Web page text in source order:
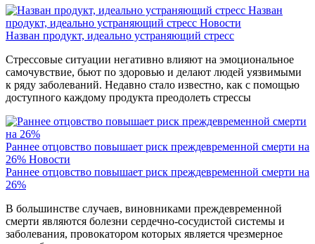
Назван
продукт, идеально устраняющий стресс Новости
Назван продукт, идеально устраняющий стресс
Стрессовые ситуации негативно влияют на эмоциональное
самочувствие, бьют по здоровью и делают людей уязвимыми
к ряду заболеваний. Недавно стало известно, как с помощью
доступного каждому продукта преодолеть стрессы
Раннее отцовство повышает риск преждевременной смерти на
26% Новости
Раннее отцовство повышает риск преждевременной смерти на
26%
В большинстве случаев, виновниками преждевременной
смерти являются болезни сердечно-сосудистой системы и
заболевания, провокатором которых является чрезмерное